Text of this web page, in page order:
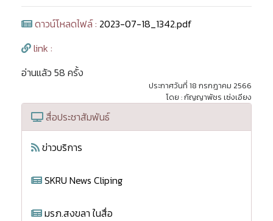
ดาวน์โหลดไฟล์ : 2023-07-18_1342.pdf
link :
อ่านแล้ว 58 ครั้ง
ประกาศวันที่ 18 กรกฎาคม 2566
โดย : กัญญาพัชร เซ่งเอียง
สื่อประชาสัมพันธ์
ข่าวบริการ
SKRU News Cliping
มรภ.สงขลา ในสื่อ